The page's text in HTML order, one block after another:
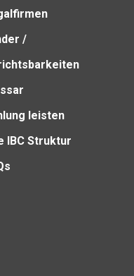
/
leisten
IBC Struktur